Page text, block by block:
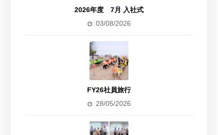
2026年度 7月 入社式
03/08/2026
FY26社員旅行
28/05/2026